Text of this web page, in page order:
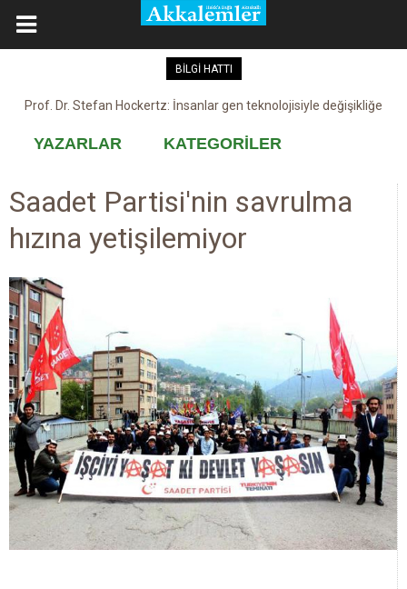
BİLGİ HATTI
Prof. Dr. Stefan Hockertz: İnsanlar gen teknolojisiyle değişikliğe
Kovid-19 aşısı, devşirme ve kobay!
YAZARLAR KATEGORİLER
Saadet Partisi'nin savrulma
hızına yetişilemiyor